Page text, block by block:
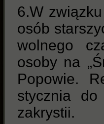
6.W
osób
wolnego
osoby na
Popowie.
stycznia
zakrystii.